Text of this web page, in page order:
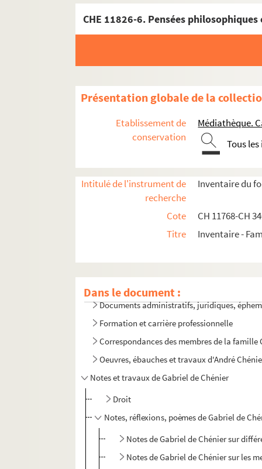
CHE 11826-6. Pensées
Présentation globale de la
Etablissement de
conservation
Médiathèque.
Tous
Intitulé de l'instrument de
recherche
Inventaire du
Cote
CH 11768-CH
Titre
Inventaire -
Dans le document :
Documents administratifs, juridiques,
Formation et carrière professionnelle
Correspondances des membres de la
Oeuvres, ébauches et travaux d'André
Notes et travaux de Gabriel de Chénier
Droit
Notes, réflexions, poèmes de Gabriel de
Notes de Gabriel de Chénier sur
Notes de Gabriel de Chénier sur les